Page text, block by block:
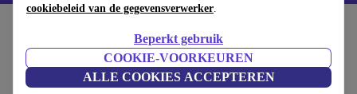
cookiebeleid van de gegevensverwerker.
Beperkt gebruik
COOKIE-VOORKEUREN
ALLE COOKIES ACCEPTEREN
Bugaboo Bee 3 kinderwagen
grijs/blauw